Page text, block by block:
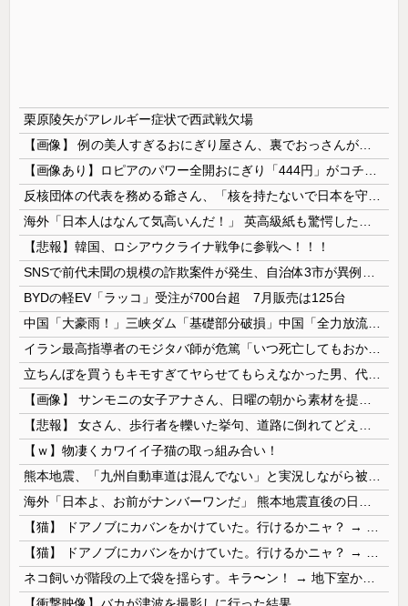
栗原陵矢がアレルギー症状で西武戦欠場
【悲報】韓国、ロシアウクライナ戦争に参戦へ！！！
BYDの軽EV「ラッコ」受注が700台超 7月販売は125台
【ｗ】物凄くカワイイ子猫の取っ組み合い！
【衝撃映像】バカが津波を撮影しに行った結果…